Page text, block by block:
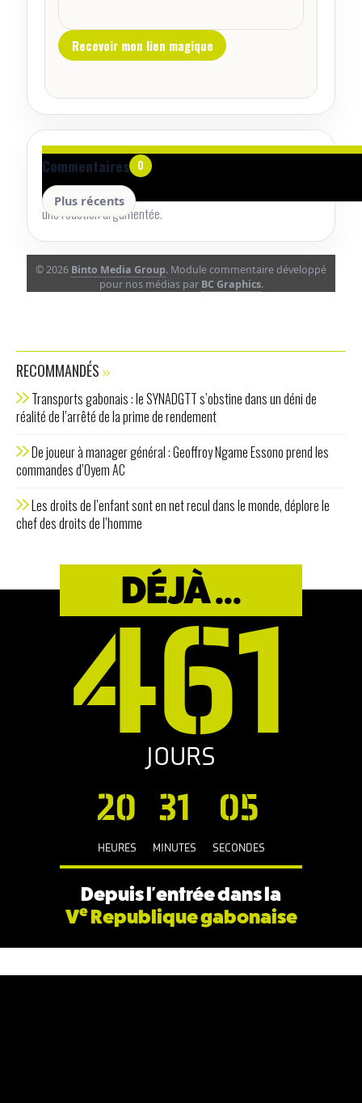
Commentaires 0
Plus récents
Aucun commentaire pour le moment.
Lancez la conversation avec un retour utile, une précision ou
une réaction argumentée.
© 2026 Binto Media Group. Module commentaire développé
pour nos médias par BC Graphics.
RECOMMANDÉS
Transports gabonais : le SYNADGTT s’obstine dans un déni de
réalité de l’arrêté de la prime de rendement
De joueur à manager général : Geoffroy Ngame Essono prend les
commandes d’Oyem AC
Les droits de l’enfant sont en net recul dans le monde, déplore le
chef des droits de l’homme
DÉJÀ ...
461
JOURS
20
HEURES
31
MINUTES
06
SECONDES
Depuis l'entrée dans la
VeRepublique gabonaise